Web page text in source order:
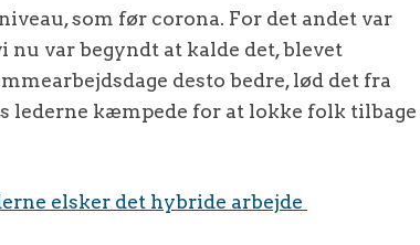
som før corona. For det andet var
nu var begyndt at kalde det, blevet
desto bedre, lød det fra
lederne kæmpede for at lokke folk tilbage
elsker det hybride arbejde